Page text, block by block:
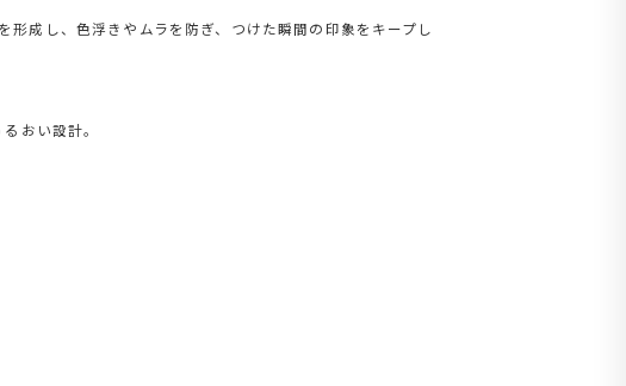
成し、色浮きやムラを防ぎ、つけた瞬間の印象をキープし
おい設計。